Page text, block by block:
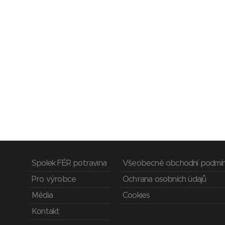
Spolek FÉR potravina
Pro výrobce
Média
Kontakt
Všeobecné obchodní
Ochrana osobních údajů
Cookies